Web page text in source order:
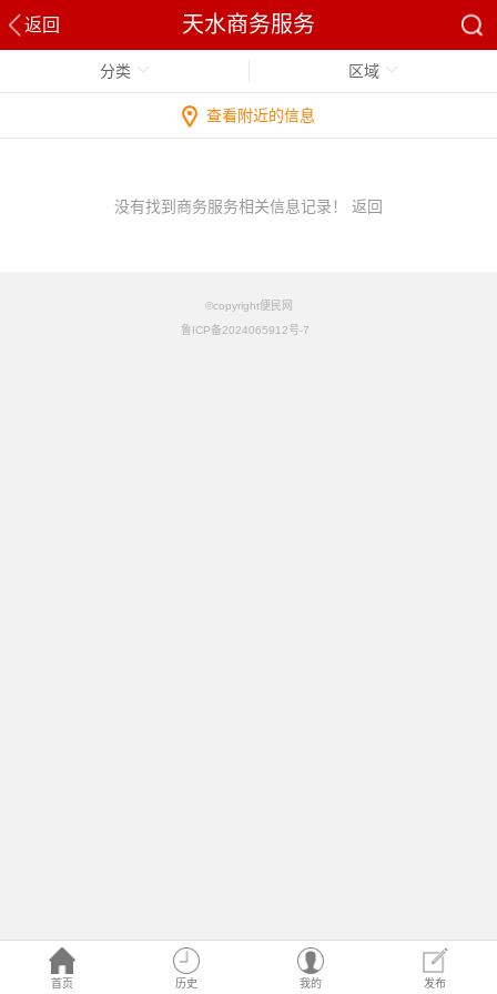
返回 天水商务服务
首页 历史 我的 发布
分类 区域
查看附近的信息
没有找到商务服务相关信息记录！ 返回
©copyright便民网
鲁ICP备2024065912号-7